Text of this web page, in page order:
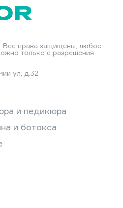
права защищены, любое
только с разрешения
ул, д.32
и педикюра
и ботокса